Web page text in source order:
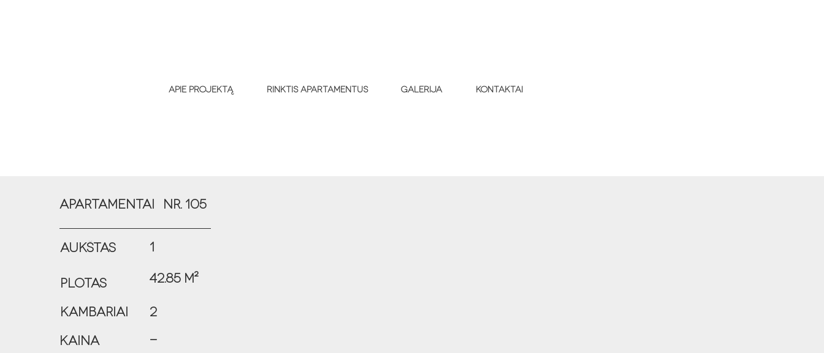
Apie projektą Rinktis apartamentus Galerija Kontaktai
APARTAMENTai Nr. 105
Aukštas 1
42.85 m²
Plotas
KambariAI
2
Kaina
-